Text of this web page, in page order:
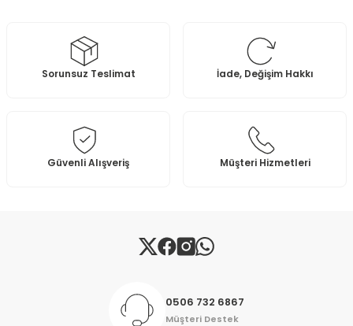
Ürün resmi kalitesiz, bozuk veya görüntülenemiyor.
Ürün açıklamasında eksik bilgiler bulunuyor.
Bu ürüne benzer farklı alternatifler olmalı.
Gönder
Sorunsuz Teslimat İade, Değişim Hakkı
Güvenli Alışveriş Müşteri Hizmetleri
0506 732 6867
Müşteri Destek